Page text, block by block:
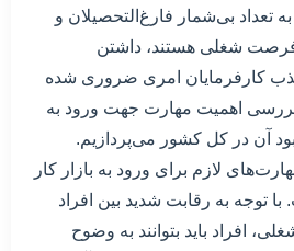
تعداد بی‌شمار فارغ‌التحصیلان و
فرصت شغلی هستند، داشتن
کارفرمایان امری ضروری شده
بررسی اهمیت مهارت جهت ورود به
آن در کل کشور می‌پردازیم.
لازم برای ورود به بازار کار
توجه به رقابت شدید بین افراد
افراد باید بتوانند به وضوح